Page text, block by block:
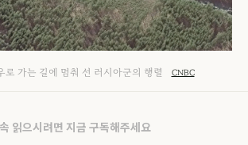
로 가는 길에 멈춰 선 러시아군의 행렬 CNBC
읽으시려면 지금 구독해주세요